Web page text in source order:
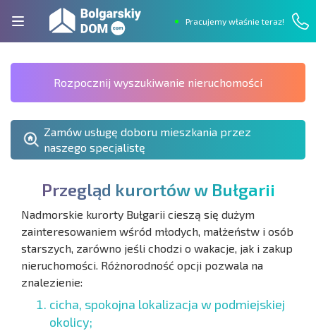
Pracujemy właśnie teraz!
Rozpocznij wyszukiwanie nieruchomości
Zamów usługę doboru mieszkania przez
naszego specjalistę
Przegląd kurortóww Bułgarii
Nadmorskie kurorty Bułgarii cieszą się dużym
zainteresowaniem wśród młodych, małżeństw i osób
starszych, zarówno jeśli chodzi o wakacje, jak i zakup
nieruchomości. Różnorodność opcji pozwala na
znalezienie:
cicha, spokojna lokalizacja w podmiejskiej
okolicy;